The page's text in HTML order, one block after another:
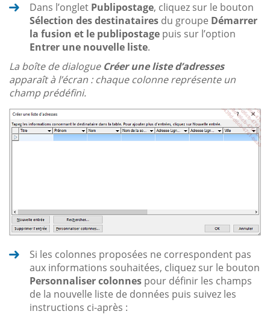
Dans l’onglet Publipostage, cliquez sur le bouton
Sélection des destinataires du groupe Démarrer
la fusion et le publipostage puis sur l’option
Entrer une nouvelle liste.
La boîte de dialogue Créer une liste d’adresses
apparaît à l’écran : chaque colonne représente un
champ prédéfini.
Si les colonnes proposées ne correspondent pas
aux informations souhaitées, cliquez sur le bouton
Personnaliser colonnes pour définir les champs
de la nouvelle liste de données puis suivez les
instructions ci-après :